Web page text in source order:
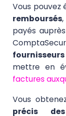
Vous pouvez
remboursés
payés
mettre en
factures
Vous
précis